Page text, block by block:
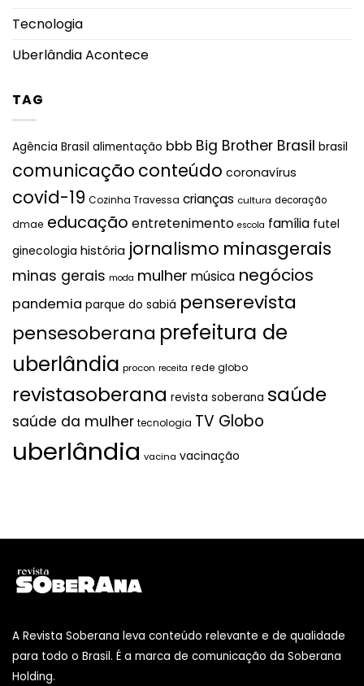
Tecnologia
Uberlândia Acontece
TAG
Agência Brasil alimentação bbb Big Brother Brasil brasil
comunicação conteúdo coronavírus
covid-19 Cozinha Travessa crianças cultura decoração
dmae educação entretenimento escola família futel
ginecologia história jornalismo minasgerais
minas gerais moda mulher música negócios
pandemia parque do sabiá penserevista
pensesoberana prefeitura de
uberlândia procon receita rede globo
revistasoberana revista soberana saúde
saúde da mulher tecnologia TV Globo
uberlândia vacina vacinação
A Revista Soberana leva conteúdo relevante e de qualidade
para todo o Brasil. É a marca de comunicação da Soberana
Holding.